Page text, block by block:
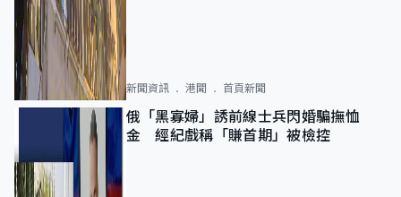
新聞資訊 港聞 首頁新聞
俄「黑寡婦」誘前線士兵閃婚騙撫恤
金 經紀戲稱「賺首期」被檢控